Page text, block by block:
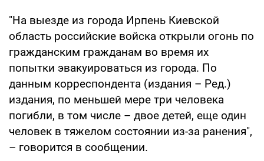
"На выезде из города Ирпень Киевской
область российские войска открыли огонь по
гражданским гражданам во время их
попытки эвакуироваться из города. По
данным корреспондента (издания – Ред.)
издания, по меньшей мере три человека
погибли, в том числе – двое детей, еще один
человек в тяжелом состоянии из-за ранения",
– говорится в сообщении.